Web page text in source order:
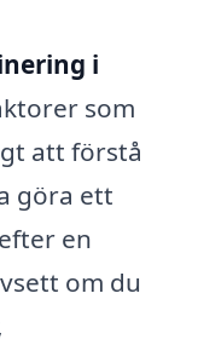
i
som
att förstå
göra ett
en
om du